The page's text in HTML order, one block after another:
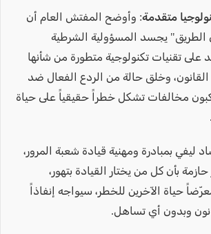
متقدمة:وأوضح المفتش العام أن
يجسد المسؤولية الشرطية
على تقنيات تكنولوجية متطورة من شأنها
القانون، وخلق حالة من الردع الفعال ضد
مخالفات تشكل خطراً حقيقياً على حياة
ليفي بمبادرة ومهنية قيادة شعبة المرور،
بأن كل من يختار القيادة بتهور،
حياة الآخرين للخطر، سيواجه إنفاذاً
وبدون أي تساهل.